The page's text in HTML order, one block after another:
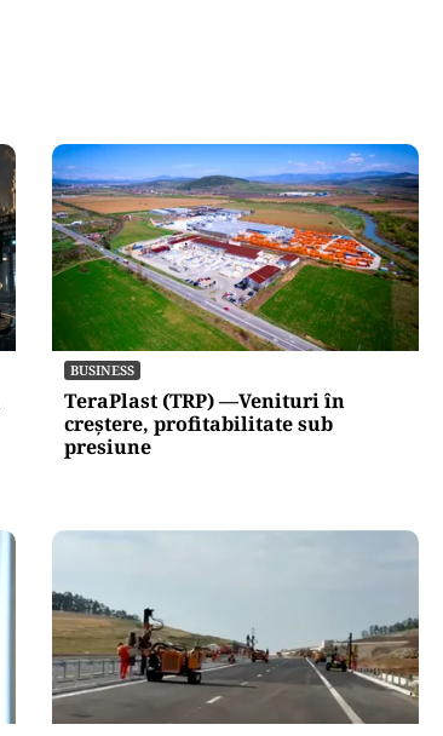
BUSINESS
TeraPlast (TRP) —Venituri în
creștere, profitabilitate sub
presiune